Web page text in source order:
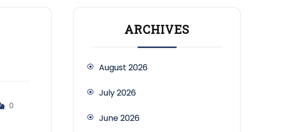
0
ARCHIVES
August 2026
July 2026
June 2026